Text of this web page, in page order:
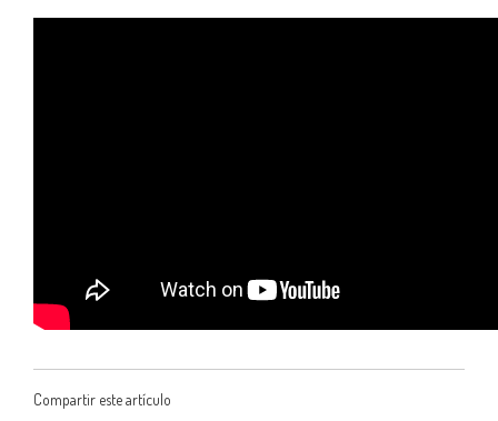
Compartir este artículo